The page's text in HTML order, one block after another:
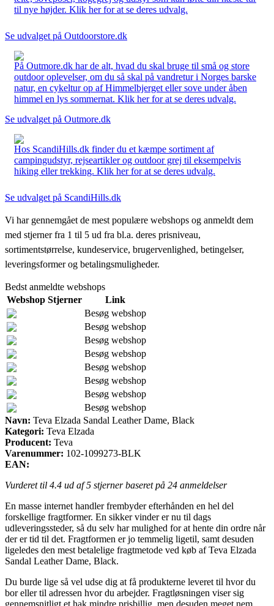
til nye højder. Klik her for at se deres udvalg.
Se udvalget på Outdoorstore.dk
På Outmore.dk har de alt, hvad du skal bruge til små og store
outdoor oplevelser, om du så skal på vandretur i Norges barske
natur, en cykeltur op af Himmelbjerget eller sove under åben
himmel en lys sommernat. Klik her for at se deres udvalg.
Se udvalget på Outmore.dk
Hos ScandiHills.dk finder du et kæmpe sortiment af
campingudstyr, rejseartikler og outdoor grej til eksempelvis
hiking eller trekking. Klik her for at se deres udvalg.
Se udvalget på ScandiHills.dk
Vi har gennemgået de mest populære webshops og anmeldt dem
med stjerner fra 1 til 5 ud fra bl.a. deres prisniveau,
sortimentstørrelse, kundeservice, brugervenlighed, betingelser,
leveringsformer og betalingsmuligheder.
Bedst anmeldte webshops
Webshop Stjerner
Link
Besøg webshop
Besøg webshop
Besøg webshop
Besøg webshop
Besøg webshop
Besøg webshop
Besøg webshop
Besøg webshop
Navn: Teva Elzada Sandal Leather Dame, Black
Kategori: Teva Elzada
Producent: Teva
Varenummer: 102-1099273-BLK
EAN:
Vurderet til 4.4 ud af 5 stjerner baseret på 24 anmeldelser
En masse internet handler frembyder efterhånden en hel del
forskellige fragtformer. En sikker vinder er nu til dags
udleveringssteder, så du selv har mulighed for at hente din ordre når
der er tid til det. Fragtformen er jo temmelig ligetil, samt desuden
ligeledes den mest betalelige fragtmetode ved køb af Teva Elzada
Sandal Leather Dame, Black.
Du burde lige så vel udse dig at få produkterne leveret til hvor du
bor eller til adressen hvor du arbejder. Fragtløsningen viser sig
gennemsnitligt et hak mindre prisbillig, men desuden meget nem.